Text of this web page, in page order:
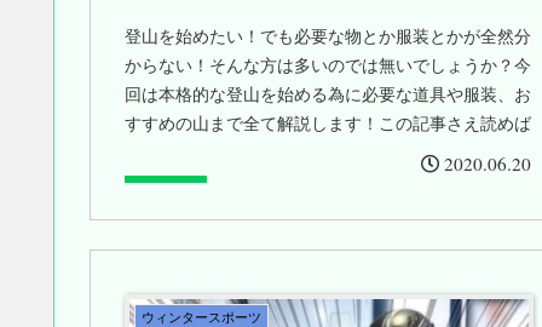
登山を始めたい！でも必要な物とか服装とかが全然分
からない！そんな方は多いのでは無いでしょうか？今
回は本格的な登山を始める為に必要な道具や服装、お
すすめの山まで全て解説します！この記事さえ読めば
2020.06.20
ウィンタースポーツ